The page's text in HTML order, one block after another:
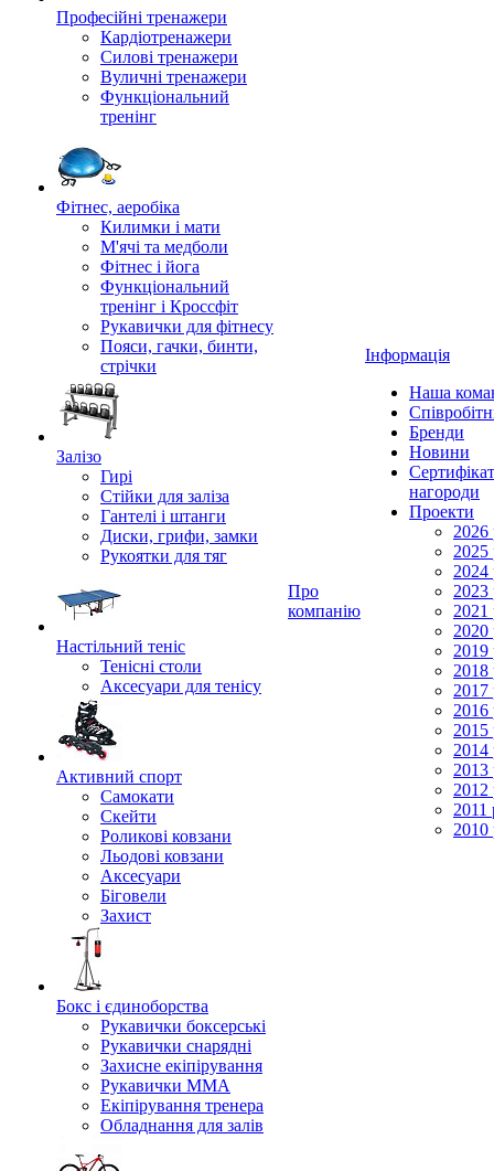
Професійні тренажери
Кардіотренажери
Силові тренажери
Вуличні тренажери
Функціональний
тренінг
Фітнес, аеробіка
Килимки і мати
М'ячі та медболи
Фітнес і йога
Функціональний
тренінг і Кроссфіт
Рукавички для фітнесу
Пояси, гачки, бинти,
стрічки
Залізо
Гирі
Стійки для заліза
Гантелі і штанги
Диски, грифи, замки
Рукоятки для тяг
Настільний теніс
Тенісні столи
Аксесуари для тенісу
Активний спорт
Самокати
Скейти
Роликові ковзани
Льодові ковзани
Аксесуари
Біговели
Захист
Бокс і єдиноборства
Рукавички боксерські
Рукавички снарядні
Захисне екіпірування
Рукавички ММА
Екіпірування тренера
Обладнання для залів
Про
компанію
Інформація
Наша
Бренди
Новини
нагороди
Проекти
2026
2025
2024
2023
2021
2020
2019
2018
2017
2016
2015
2014
2013
2012
2011
2010